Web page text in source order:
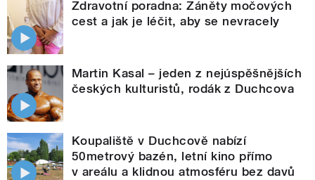
Zdravotní poradna: Záněty močových
cest a jak je léčit, aby se nevracely
Martin Kasal – jeden z nejúspěšnějších
českých kulturistů, rodák z Duchcova
Koupaliště v Duchcově nabízí
50metrový bazén, letní kino přímo
v areálu a klidnou atmosféru bez davů